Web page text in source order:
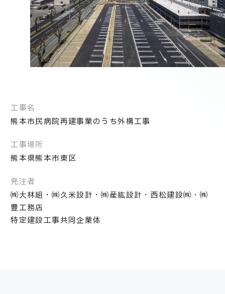
電子公告
技術情報
PRODUCT INFORMATION
製品情報
お知らせ
採用情報
工事名
熊本市民病院再建事業のうち外構工事
工事場所
熊本県熊本市東区
発注者
㈱大林組・㈱久米設計・㈱産紘設計・西松建設㈱・㈱
豊工務店
特定建設工事共同企業体